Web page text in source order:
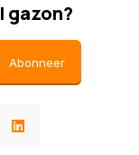
gazon?
Abonneer